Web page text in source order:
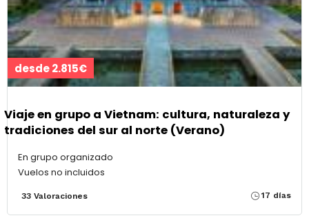
desde 2.815€
Viaje en grupo a Vietnam: cultura, naturaleza y
tradiciones del sur al norte (Verano)
En grupo organizado
Vuelos no incluidos
33 Valoraciones 17 días